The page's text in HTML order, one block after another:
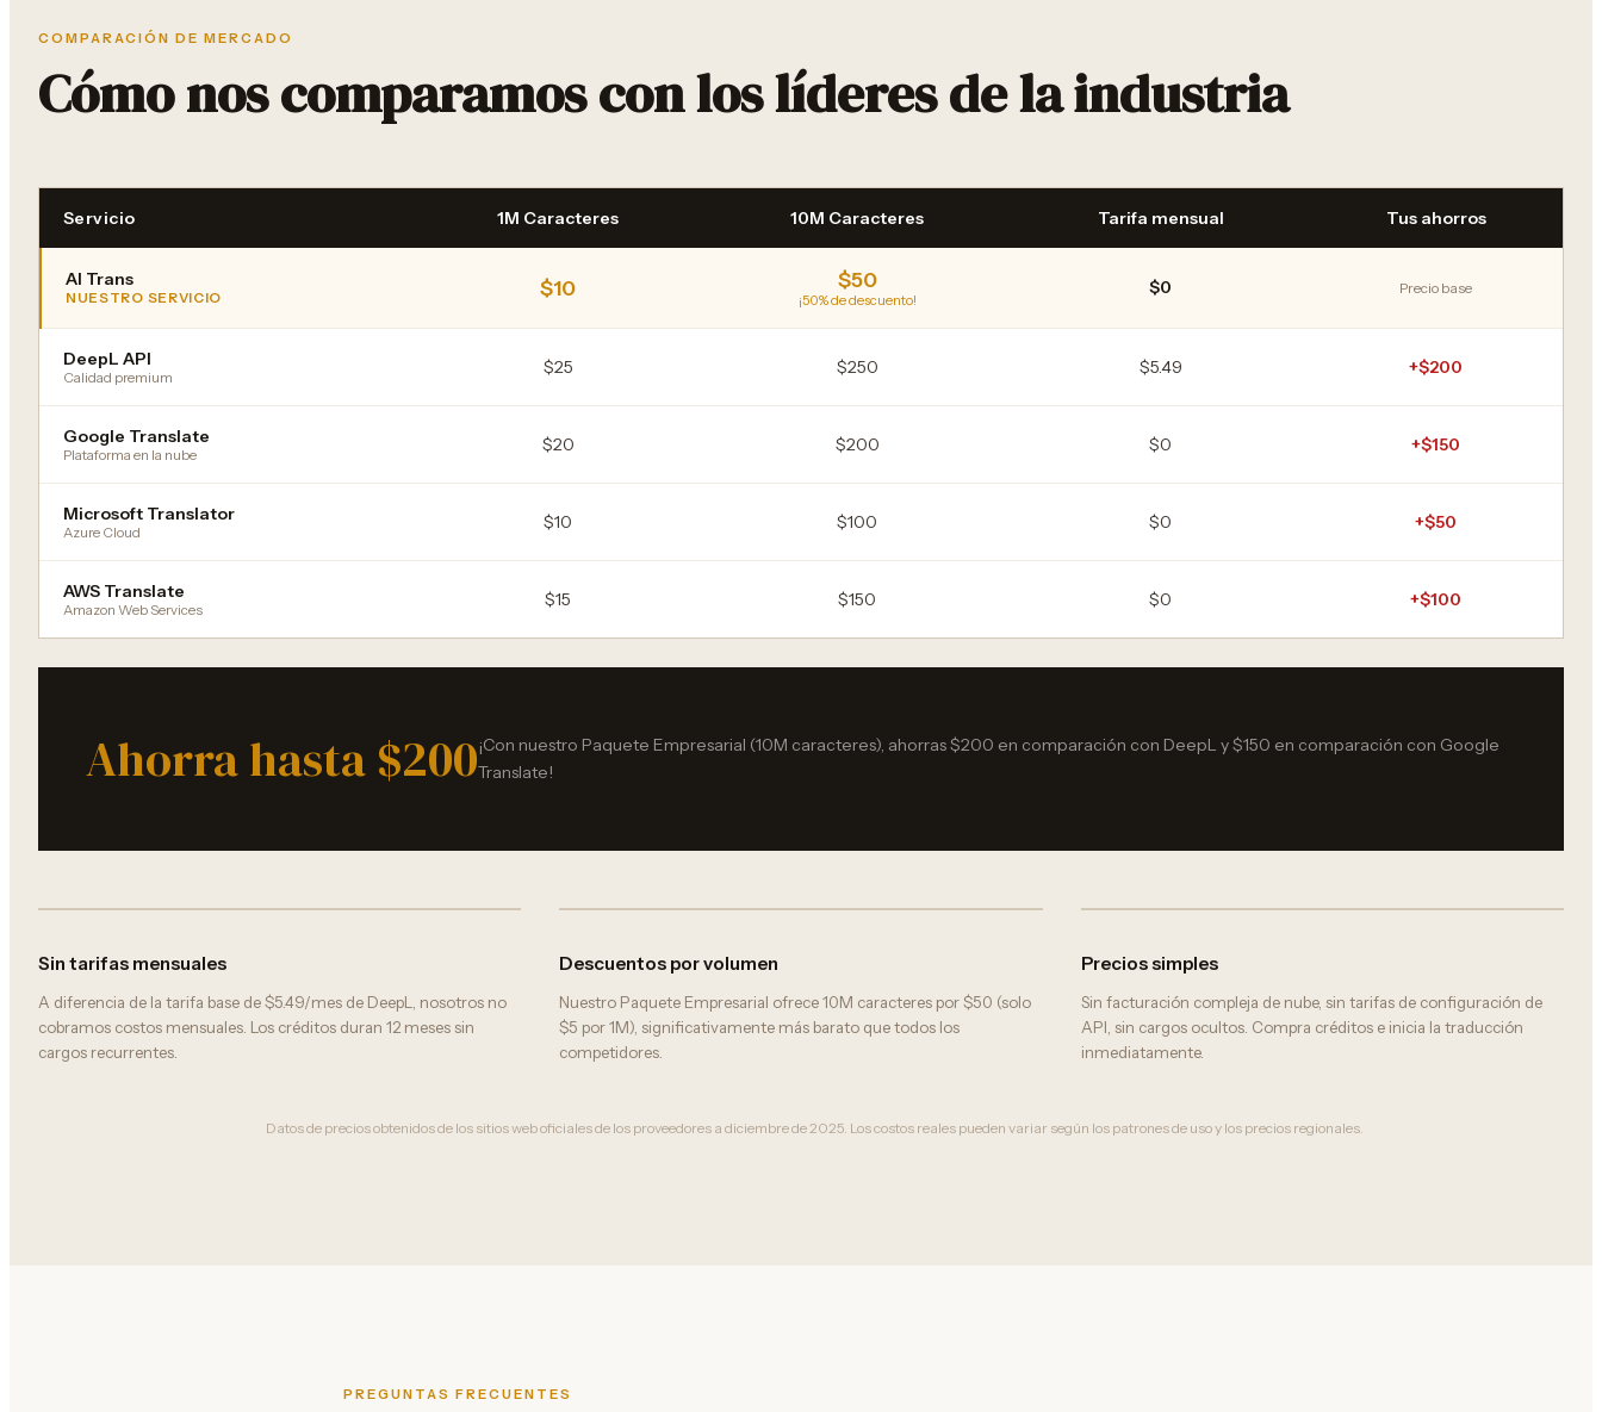
COMPARACIÓN DE MERCADO
Cómo nos comparamos con los líderes de la industria
Servicio 1M Caracteres 10M Caracteres Tarifa mensual Tus ahorros
AI Trans
NUESTRO SERVICIO $10 $50
¡50% de descuento!
$0 Precio base
DeepL API
Calidad premium $25 $250 $5.49 +$200
Google Translate
Plataforma en la nube $20 $200 $0 +$150
Microsoft Translator
Azure Cloud $10 $100 $0 +$50
AWS Translate
Amazon Web Services $15 $150 $0 +$100
Ahorra hasta $200¡Con nuestro Paquete Empresarial (10M caracteres), ahorras $200 en comparación con DeepL y $150 en comparación con Google
Translate!
Sin tarifas mensuales
A diferencia de la tarifa base de $5.49/mes de DeepL, nosotros no
cobramos costos mensuales. Los créditos duran 12 meses sin
cargos recurrentes.
Descuentos por volumen
Nuestro Paquete Empresarial ofrece 10M caracteres por $50 (solo
$5 por 1M), significativamente más barato que todos los
competidores.
Precios simples
Sin facturación compleja de nube, sin tarifas de configuración de
API, sin cargos ocultos. Compra créditos e inicia la traducción
inmediatamente.
Datos de precios obtenidos de los sitios web oficiales de los proveedores a diciembre de 2025. Los costos reales pueden variar según los patrones de uso y los precios regionales.
PREGUNTAS FRECUENTES